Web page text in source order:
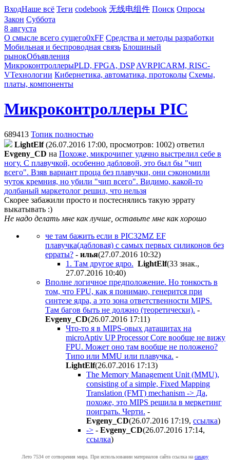
ВходНаше всё Теги codebook 无线电组件 Поиск Опросы
Закон Суббота
8 августа
О смысле всего сущего0xFF Средства и методы разработки
Мобильная и беспроводная связь Блошиный
рынокОбъявления
МикроконтроллерыPLD, FPGA, DSP AVRPICARM, RISC-
VТехнологии Кибернетика, автоматика, протоколы Схемы,
платы, компоненты
Микроконтроллеры PIC
689413 Топик полностью
LightElf (26.07.2016 17:00, просмотров: 1002) ответил
Evgeny_CD на Похоже, микрочипег удачно выстрелил себе в
ногу. С плавучкой, особенно дабловой, это был бы "чип
всего". Взяв вариант проца без плавучки, они сэкономили
чуток кремния, но убили "чип всего". Видимо, какой-то
долбаный маркетолог решил, что нельзя
Скорее забажили просто и постеснялись такую эррату
выкатывать :)
Не надо делать мне как лучше, оставьте мне как хорошо
че там бажить если в PIC32MZ EF
плавучка(дабловая) с самых первых силиконов без
ерраты? - илья(27.07.2016 10:32)
1. Там другое ядро. LightElf(33 знак.,
27.07.2016 10:40)
Вполне логичное предположение. Но тонкость в
том, что FPU, как я понимаю, генерится при
синтезе ядра, а это зона ответственности MIPS.
Там багов быть не должно (теоретически). -
Evgeny_CD(26.07.2016 17:11)
Что-то я в MIPS-овых даташитах на
microAptiv UP Processor Core вообще не вижу
FPU. Может оно там вообще не положено?
Типо или MMU или плавучка. -
LightElf(26.07.2016 17:13)
The Memory Management Unit (MMU),
consisting of a simple, Fixed Mapping
Translation (FMT) mechanism -> Да,
похоже, это MIPS решила в меркетинг
поиграть. Черти. -
Evgeny_CD(26.07.2016 17:19, ссылка)
-> - Evgeny_CD(26.07.2016 17:14,
ссылка)
Лето 7534 от сотворения мира. При использовании материалов сайта ссылка на caxapу